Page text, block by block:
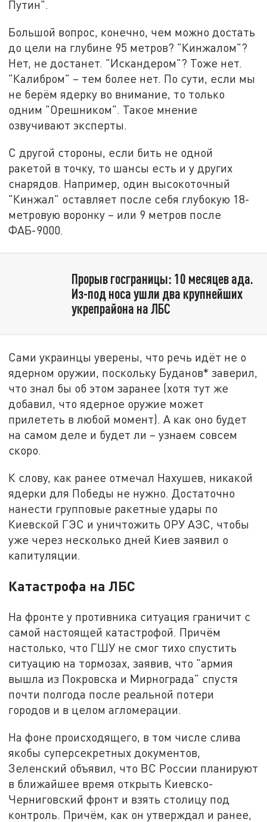
Путин".
Большой вопрос, конечно, чем можно достать
до цели на глубине 95 метров? "Кинжалом"?
Нет, не достанет. "Искандером"? Тоже нет.
"Калибром" – тем более нет. По сути, если мы
не берём ядерку во внимание, то только
одним "Орешником". Такое мнение
озвучивают эксперты.
С другой стороны, если бить не одной
ракетой в точку, то шансы есть и у других
снарядов. Например, один высокоточный
"Кинжал" оставляет после себя глубокую 18-
метровую воронку – или 9 метров после
ФАБ-9000.
Прорыв госграницы: 10 месяцев ада.
Из-под носа ушли два крупнейших
укрепрайона на ЛБС
Сами украинцы уверены, что речь идёт не о
ядерном оружии, поскольку Буданов* заверил,
что знал бы об этом заранее (хотя тут же
добавил, что ядерное оружие может
прилететь в любой момент). А как оно будет
на самом деле и будет ли – узнаем совсем
скоро.
К слову, как ранее отмечал Нахушев, никакой
ядерки для Победы не нужно. Достаточно
нанести групповые ракетные удары по
Киевской ГЭС и уничтожить ОРУ АЭС, чтобы
уже через несколько дней Киев заявил о
капитуляции.
Катастрофа на ЛБС
На фронте у противника ситуация граничит с
самой настоящей катастрофой. Причём
настолько, что ГШУ не смог тихо спустить
ситуацию на тормозах, заявив, что "армия
вышла из Покровска и Мирнограда" спустя
почти полгода после реальной потери
городов и в целом агломерации.
На фоне происходящего, в том числе слива
якобы суперсекретных документов,
Зеленский объявил, что ВС России планируют
в ближайшее время открыть Киевско-
Черниговский фронт и взять столицу под
контроль. Причём, как он утверждал и ранее,